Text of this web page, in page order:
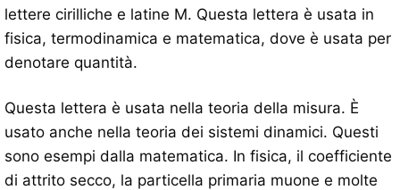
lettere cirilliche e latine M. Questa lettera è usata in
fisica, termodinamica e matematica, dove è usata per
denotare quantità.
Questa lettera è usata nella teoria della misura. È
usato anche nella teoria dei sistemi dinamici. Questi
sono esempi dalla matematica. In fisica, il coefficiente
di attrito secco, la particella primaria muone e molte